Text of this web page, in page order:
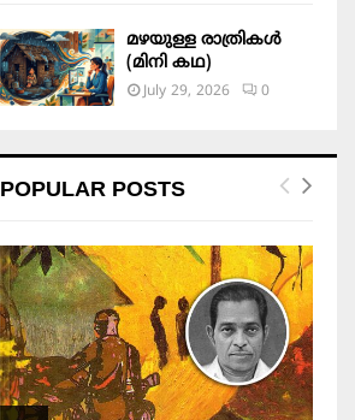
മഴയുള്ള രാത്രികൾ
(മിനി കഥ)
July 29, 2026 0
POPULAR POSTS